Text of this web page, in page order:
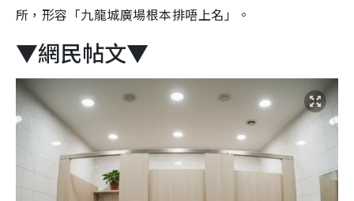
所，形容「九龍城廣場根本排唔上名」。
▼網民帖文▼